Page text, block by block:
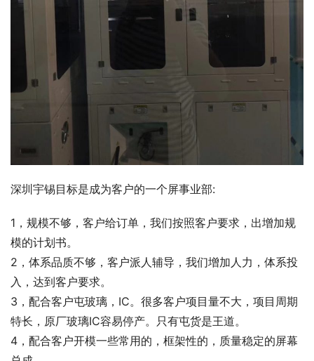
深圳宇锡目标是成为客户的一个屏事业部:
1，规模不够，客户给订单，我们按照客户要求，出增加规
模的计划书。
2，体系品质不够，客户派人辅导，我们增加人力，体系投
入，达到客户要求。
3，配合客户屯玻璃，IC。很多客户项目量不大，项目周期
特长，原厂玻璃IC容易停产。只有屯货是王道。
4，配合客户开模一些常用的，框架性的，质量稳定的屏幕